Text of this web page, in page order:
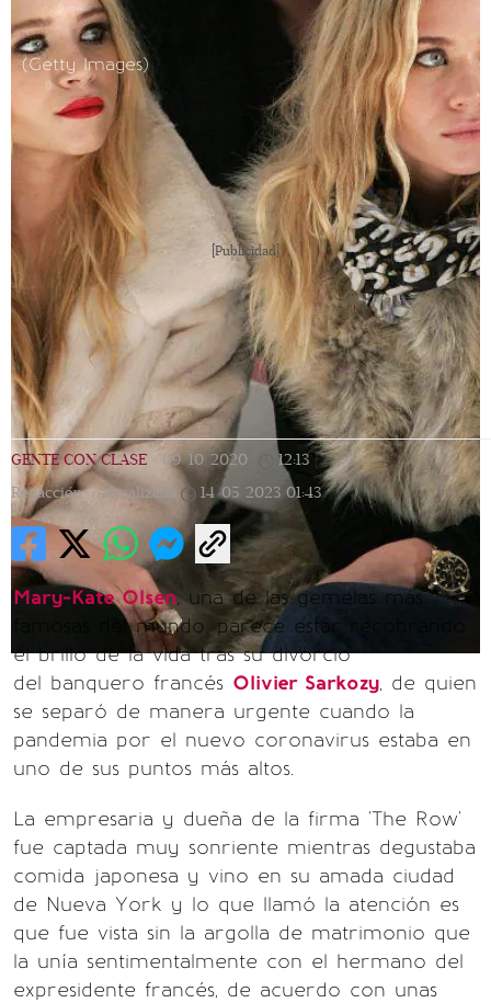
(Getty Images)
[Publicidad]
GENTE CON CLASE 09/10/2020 12:13 |
Redacción | Actualizada 14/05/2023 01:43
Mary-Kate Olsen, una de las gemelas más
famosas del mundo, parece estar recobrando
el brillo de la vida tras su divorcio
del banquero francés Olivier Sarkozy, de quien
se separó de manera urgente cuando la
pandemia por el nuevo coronavirus estaba en
uno de sus puntos más altos.
La empresaria y dueña de la firma 'The Row'
fue captada muy sonriente mientras degustaba
comida japonesa y vino en su amada ciudad
de Nueva York y lo que llamó la atención es
que fue vista sin la argolla de matrimonio que
la unía sentimentalmente con el hermano del
expresidente francés, de acuerdo con unas